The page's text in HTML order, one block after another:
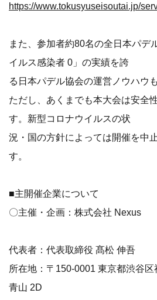
https://www.tokusyuseisoutai.jp/
また、参加者約80名の全日本パデ
イルス感染者 0」の実績を誇
る日本パデル協会の運営ノウハウ
ただし、あくまでも本大会は安全
す。新型コロナウイルスの状
況・国の方針によっては開催を中
す。
■主開催企業について
〇主催・企画：株式会社 Nexus
代表者：代表取締役 髙松 伸吾
所在地：〒150-0001 東京都渋谷
青山 2D